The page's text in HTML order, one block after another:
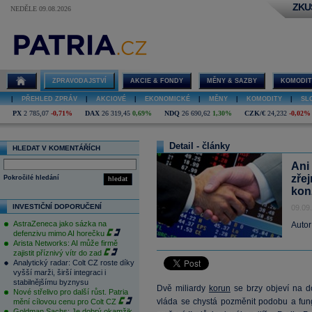
NEDĚLE 09.08.2026
ZPRAVODAJSTVÍ AKCIE & FONDY MĚNY & SAZBY
PŘEHLED ZPRÁV AKCIOVÉ EKONOMICKÉ MĚNY KOMODITY
PX 2 785,07 -0,71% DAX 26 319,45 0,69% NDQ 26 690,62 1,30% CZK/€ 24,232 -0,02%
HLEDAT V KOMENTÁŘÍCH
hledat
Pokročilé hledání
INVESTIČNÍ DOPORUČENÍ
AstraZeneca jako sázka na
defenzivu mimo AI horečku
Arista Networks: AI může firmě
zajistit příznivý vítr do zad
Analytický radar: Colt CZ roste díky
vyšší marži, širší integraci i
stabilnějšímu byznysu
Nové střelivo pro další růst. Patria
mění cílovou cenu pro Colt CZ
Detail - články
Ani
Dvě miliardy korun se brzy objeví na
vláda se chystá pozměnit podobu a